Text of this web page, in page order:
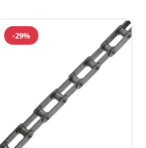
-29%